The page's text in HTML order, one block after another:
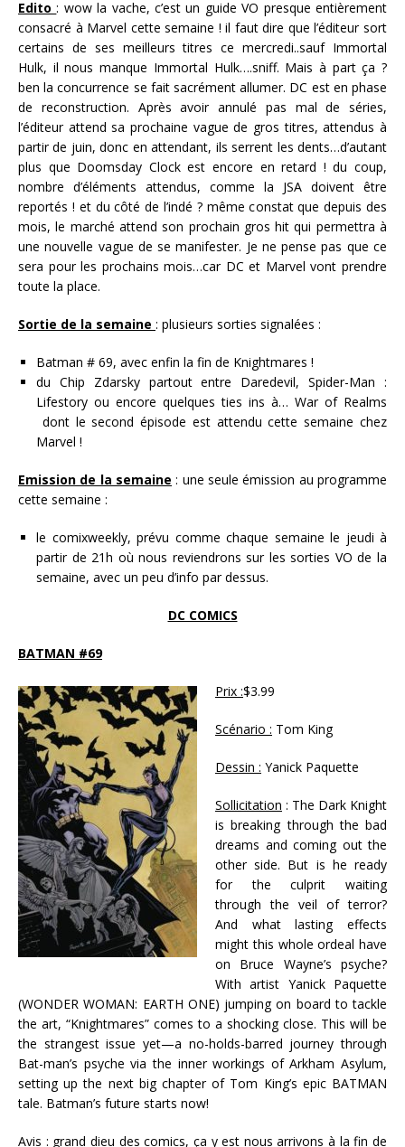
Edito : wow la vache, c’est un guide VO presque entièrement
consacré à Marvel cette semaine ! il faut dire que l’éditeur sort
certains de ses meilleurs titres ce mercredi..sauf Immortal
Hulk, il nous manque Immortal Hulk….sniff. Mais à part ça ?
ben la concurrence se fait sacrément allumer. DC est en phase
de reconstruction. Après avoir annulé pas mal de séries,
l’éditeur attend sa prochaine vague de gros titres, attendus à
partir de juin, donc en attendant, ils serrent les dents…d’autant
plus que Doomsday Clock est encore en retard ! du coup,
nombre d’éléments attendus, comme la JSA doivent être
reportés ! et du côté de l’indé ? même constat que depuis des
mois, le marché attend son prochain gros hit qui permettra à
une nouvelle vague de se manifester. Je ne pense pas que ce
sera pour les prochains mois…car DC et Marvel vont prendre
toute la place.
Sortie de la semaine : plusieurs sorties signalées :
Batman # 69, avec enfin la fin de Knightmares !
du Chip Zdarsky partout entre Daredevil, Spider-Man :
Lifestory ou encore quelques ties ins à… War of Realms
dont le second épisode est attendu cette semaine chez
Marvel !
Emission de la semaine : une seule émission au programme
cette semaine :
le comixweekly, prévu comme chaque semaine le jeudi à
partir de 21h où nous reviendrons sur les sorties VO de la
semaine, avec un peu d’info par dessus.
DC COMICS
BATMAN #69
Prix :$3.99
Scénario : Tom King
Dessin : Yanick Paquette
Sollicitation : The Dark Knight
is breaking through the bad
dreams and coming out the
other side. But is he ready
for the culprit waiting
through the veil of terror?
And what lasting effects
might this whole ordeal have
on Bruce Wayne’s psyche?
With artist Yanick Paquette
(WONDER WOMAN: EARTH ONE) jumping on board to tackle
the art, “Knightmares” comes to a shocking close. This will be
the strangest issue yet—a no-holds-barred journey through
Bat-man’s psyche via the inner workings of Arkham Asylum,
setting up the next big chapter of Tom King’s epic BATMAN
tale. Batman’s future starts now!
Avis : grand dieu des comics, ça y est nous arrivons à la fin de